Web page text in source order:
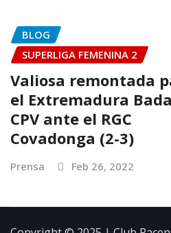
BLOG
SUPERLIGA FEMENINA 2
Valiosa remontada
el Extremadura
CPV ante el RGC
Covadonga (2-3)
Prensa Feb 26, 2022